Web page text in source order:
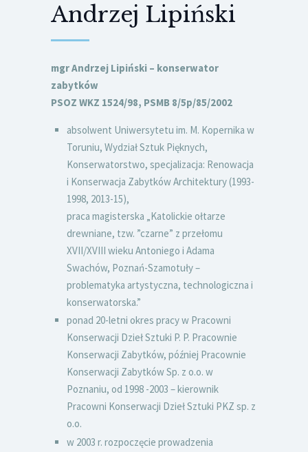
Andrzej Lipiński
mgr Andrzej Lipiński – konserwator
zabytków
PSOZ WKZ 1524/98, PSMB 8/5p/85/2002
absolwent Uniwersytetu im. M. Kopernika w
Toruniu, Wydział Sztuk Pięknych,
Konserwatorstwo, specjalizacja: Renowacja
i Konserwacja Zabytków Architektury (1993-
1998, 2013-15),
praca magisterska „Katolickie ołtarze
drewniane, tzw. ”czarne” z przełomu
XVII/XVIII wieku Antoniego i Adama
Swachów, Poznań-Szamotuły –
problematyka artystyczna, technologiczna i
konserwatorska.”
ponad 20-letni okres pracy w Pracowni
Konserwacji Dzieł Sztuki P. P. Pracownie
Konserwacji Zabytków, później Pracownie
Konserwacji Zabytków Sp. z o.o. w
Poznaniu, od 1998 -2003 – kierownik
Pracowni Konserwacji Dzieł Sztuki PKZ sp. z
o.o.
w 2003 r. rozpoczęcie prowadzenia